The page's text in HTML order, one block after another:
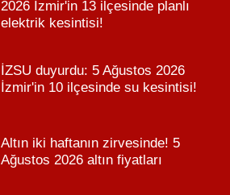
2026 İzmir'in 13 ilçesinde planlı
elektrik kesintisi!
İZSU duyurdu: 5 Ağustos 2026
İzmir'in 10 ilçesinde su kesintisi!
Altın iki haftanın zirvesinde! 5
Ağustos 2026 altın fiyatları